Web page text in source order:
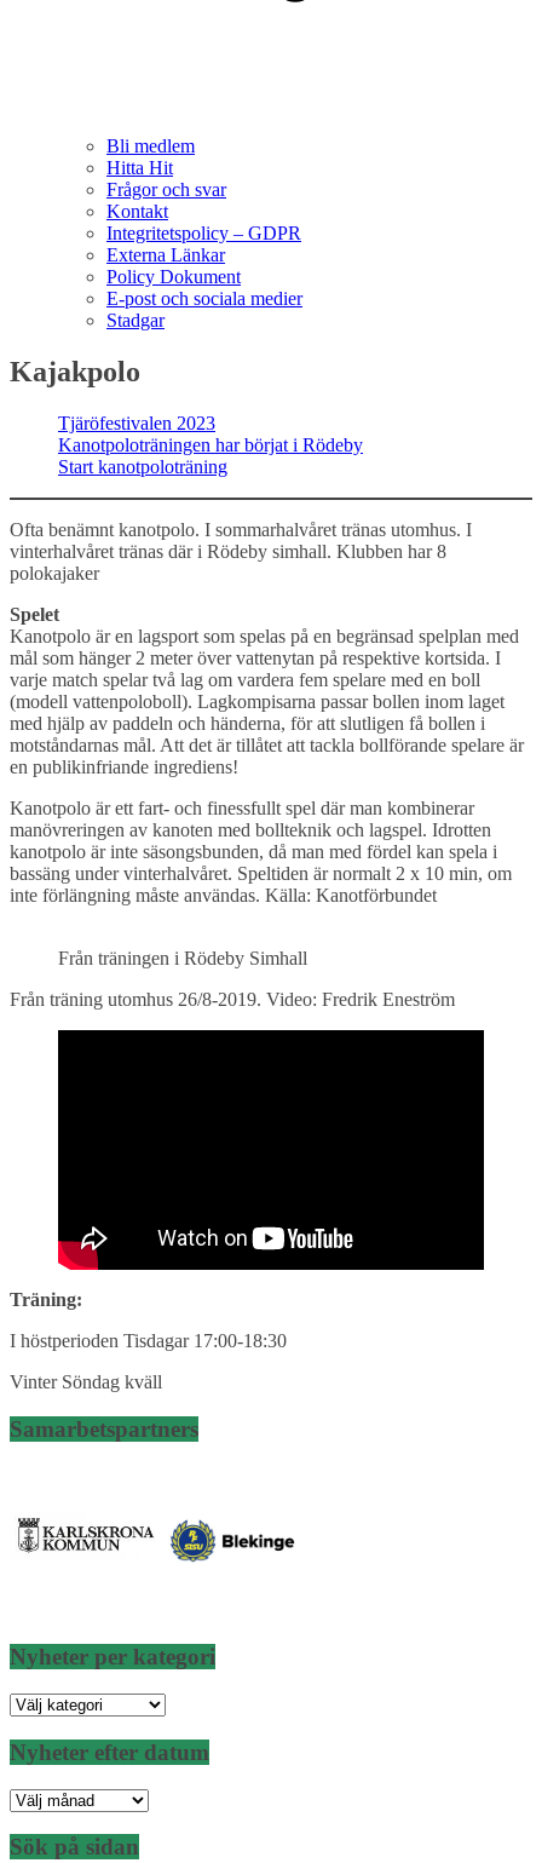
Bli medlem
Hitta Hit
Frågor och svar
Kontakt
Integritetspolicy – GDPR
Externa Länkar
Policy Dokument
E-post och sociala medier
Stadgar
Kajakpolo
Tjäröfestivalen 2023
Kanotpoloträningen har börjat i Rödeby
Start kanotpoloträning
Ofta benämnt kanotpolo. I sommarhalvåret tränas utomhus. I
vinterhalvåret tränas där i Rödeby simhall. Klubben har 8
polokajaker
Spelet
Kanotpolo är en lagsport som spelas på en begränsad spelplan med
mål som hänger 2 meter över vattenytan på respektive kortsida. I
varje match spelar två lag om vardera fem spelare med en boll
(modell vattenpoloboll). Lagkompisarna passar bollen inom laget
med hjälp av paddeln och händerna, för att slutligen få bollen i
motståndarnas mål. Att det är tillåtet att tackla bollförande spelare är
en publikinfriande ingrediens!
Kanotpolo är ett fart- och finessfullt spel där man kombinerar
manövreringen av kanoten med bollteknik och lagspel. Idrotten
kanotpolo är inte säsongsbunden, då man med fördel kan spela i
bassäng under vinterhalvåret. Speltiden är normalt 2 x 10 min, om
inte förlängning måste användas. Källa: Kanotförbundet
Från träningen i Rödeby Simhall
Från träning utomhus 26/8-2019. Video: Fredrik Eneström
Träning:
I höstperioden Tisdagar 17:00-18:30
Vinter Söndag kväll
Samarbetspartners
Nyheter per kategori
Nyheter
kategori
Nyheter efter datum
Nyheter
datum
Sök på sidan